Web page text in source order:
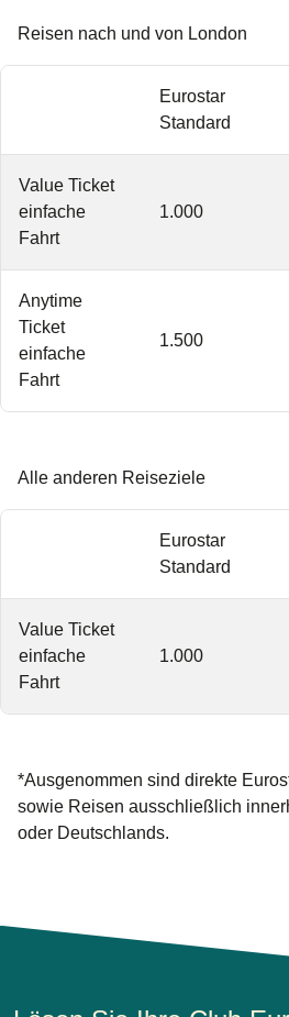
Reisen nach und von London
Eurostar
Standard
Value Ticket
einfache
Fahrt
1.000
Anytime
Ticket
einfache
Fahrt
1.500
Alle anderen Reiseziele
Eurostar
Standard
Value Ticket
einfache
Fahrt
1.000
*Ausgenommen sind direkte
sowie Reisen ausschließlich
oder Deutschlands.